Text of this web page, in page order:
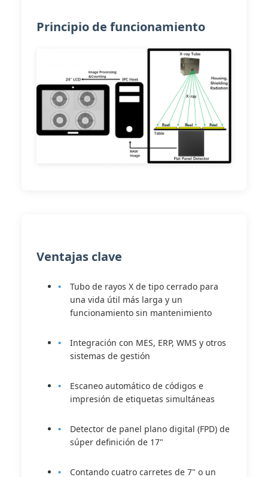
Principio de funcionamiento
Ventajas clave
Tubo de rayos X de tipo cerrado para
una vida útil más larga y un
funcionamiento sin mantenimiento
Integración con MES, ERP, WMS y otros
sistemas de gestión
Escaneo automático de códigos e
impresión de etiquetas simultáneas
Detector de panel plano digital (FPD) de
súper definición de 17"
Contando cuatro carretes de 7" o un